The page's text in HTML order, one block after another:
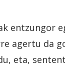
entzungor
agertu da
eta,